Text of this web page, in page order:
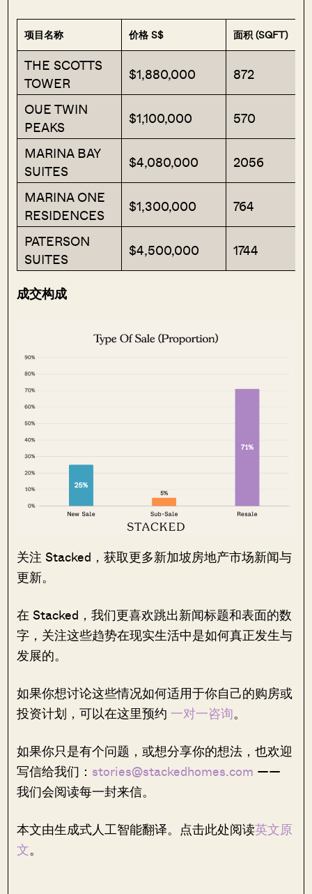
项目名称 价格 S$ 面积 (SQFT)
THE SCOTTS
TOWER
$1,880,000
872
OUE TWIN
PEAKS
$1,100,000
570
MARINA BAY
SUITES
$4,080,000
2056
MARINA ONE
RESIDENCES
$1,300,000
764
PATERSON
SUITES
$4,500,000 1744
成交构成
关注 Stacked，获取更多新加坡房地产市场新闻与
更新。
在 Stacked，我们更喜欢跳出新闻标题和表面的数
字，关注这些趋势在现实生活中是如何真正发生与
发展的。
如果你想讨论这些情况如何适用于你自己的购房或
投资计划，可以在这里预约 一对一咨询。
如果你只是有个问题，或想分享你的想法，也欢迎
写信给我们： stories@stackedhomes.com ——
我们会阅读每一封来信。
本文由生成式人工智能翻译。点击此处阅读英文原
文。